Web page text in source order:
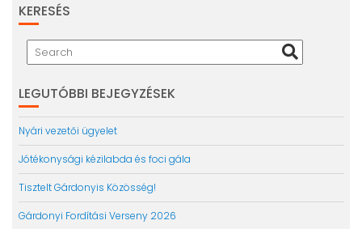
KERESÉS
LEGUTÓBBI BEJEGYZÉSEK
Nyári vezetői ügyelet
Jótékonysági kézilabda és foci gála
Tisztelt Gárdonyis Közösség!
Gárdonyi Fordítási Verseny 2026